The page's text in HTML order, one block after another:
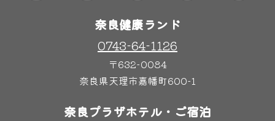
奈良健康ランド
0743-64-1126
〒632-0084
奈良県天理市嘉幡町600-1
奈良プラザホテル・ご宿泊